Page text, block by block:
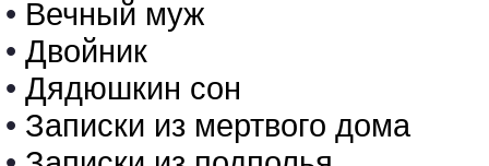
• Вечный муж
• Двойник
• Дядюшкин сон
• Записки из мертвого дома